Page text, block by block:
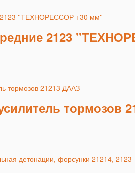
2123
тормозов